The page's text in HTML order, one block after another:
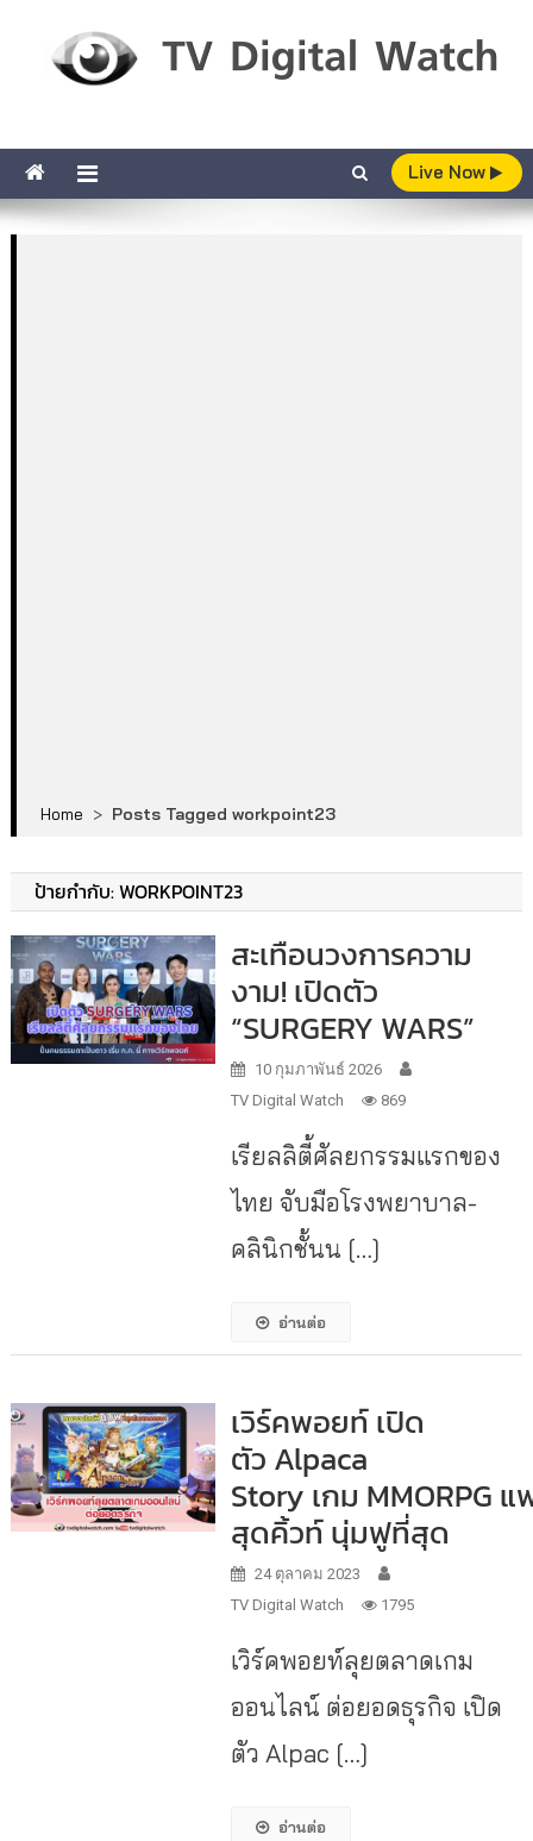
Live Now
Home > Posts Tagged workpoint23
ป้ายกำกับ:WORKPOINT23
สะเทือนวงการความ
งาม! เปิดตัว
“SURGERY WARS”
10 กุมภาพันธ์ 2026
TV Digital Watch
869
เรียลลิตี้ศัลยกรรมแรกของ
ไทย จับมือโรงพยาบาล-
คลินิกชั้นน […]
อ่านต่อ
เวิร์คพอยท์ เปิด
ตัว Alpaca
Story เกม MMORPG
สุดคิ้วท์ นุ่มฟูที่สุด
24 ตุลาคม 2023
TV Digital Watch
1795
เวิร์คพอยท์ลุยตลาดเกม
ออนไลน์ ต่อยอดธุรกิจ เปิด
ตัว Alpac […]
อ่านต่อ